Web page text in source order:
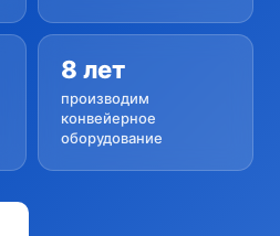
8 лет
производим
конвейерное
оборудование